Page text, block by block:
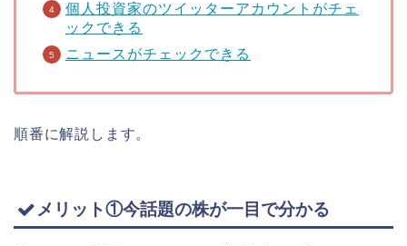
個人投資家のツイッターアカウントがチェ
ックできる
ニュースがチェックできる
順番に解説します。
メリット①今話題の株が一目で分かる